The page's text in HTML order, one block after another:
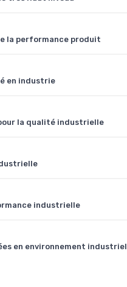
la performance produit
en industrie
la qualité industrielle
industrielle
en environnement industriel